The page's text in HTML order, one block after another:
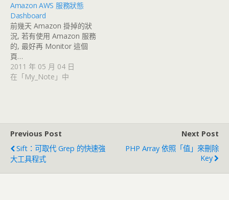
Amazon AWS 服務狀態
Dashboard
前幾天 Amazon 掛掉的狀
況, 若有使用 Amazon 服務
的, 最好再 Monitor 這個
頁…
2011 年 05 月 04 日
在「My_Note」中
Previous Post
Sift：可取代 Grep 的快速強
大工具程式
Next Post
PHP Array 依照「值」來刪除
Key